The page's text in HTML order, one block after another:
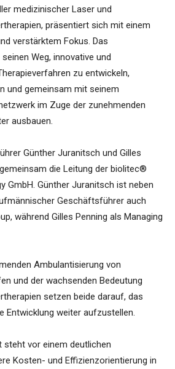
medizinischer Laser und
präsentiert sich mit einem
verstärktem Fokus. Das
Weg, innovative und
zu entwickeln,
und gemeinsam mit seinem
im Zuge der zunehmenden
ausbauen.
Günther Juranitsch und Gilles
die Leitung der biolitec®
GmbH. Günther Juranitsch ist neben
Geschäftsführer auch
während Gilles Penning als Managing
Ambulantisierung von
und der wachsenden Bedeutung
setzen beide darauf, das
Entwicklung weiter aufzustellen.
steht vor einem deutlichen
Kosten- und Effizienzorientierung in